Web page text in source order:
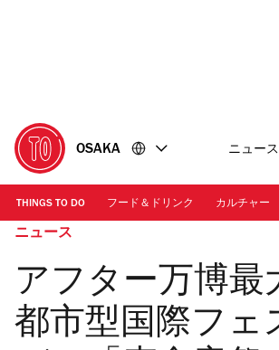
に
移
動
移
動
OSAKA ニュー
THINGS TO DO フード＆ドリンク カルチャー
ニュース
アフター万博最
都市型国際フェ